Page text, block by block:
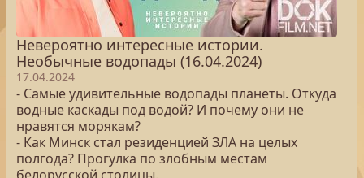
Невероятно интересные истории.
Необычные водопады (16.04.2024)
17.04.2024
- Самые удивительные водопады планеты. Откуда
водные каскады под водой? И почему они не
нравятся морякам?
- Как Минск стал резиденцией ЗЛА на целых
полгода? Прогулка по злобным местам